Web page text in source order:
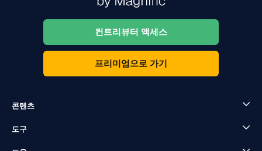
컨트리뷰터 액세스
프리미엄으로 가기
콘텐츠
도구